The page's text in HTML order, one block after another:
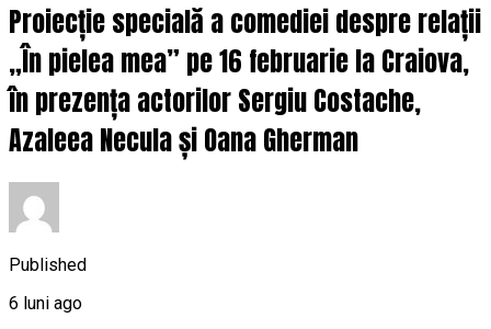
Proiecție specială a comediei despre relații
„În pielea mea” pe 16 februarie la Craiova,
în prezența actorilor Sergiu Costache,
Azaleea Necula și Oana Gherman
Published
6 luni ago